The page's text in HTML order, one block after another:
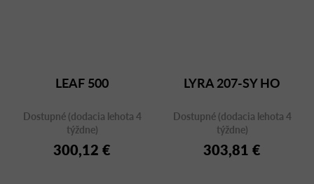
LEAF 500
Dostupné (dodacia lehota 4
týždne)
300,12 €
LYRA 207-SY HO
Dostupné (dodacia lehota 4
týždne)
303,81 €